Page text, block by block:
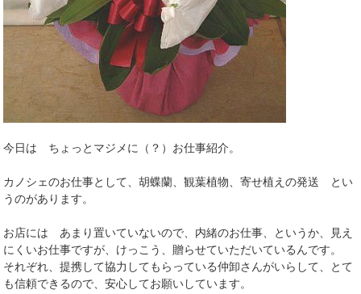
今日は ちょっとマジメに（？）お仕事紹介。
カノシェのお仕事として、胡蝶蘭、観葉植物、寄せ植えの発送 とい
うのがあります。
お店には あまり置いていないので、内緒のお仕事、というか、見え
にくいお仕事ですが、けっこう、贈らせていただいているんです。
それぞれ、提携して協力してもらっている仲卸さんがいらして、とて
も信頼できるので、安心してお願いしています。